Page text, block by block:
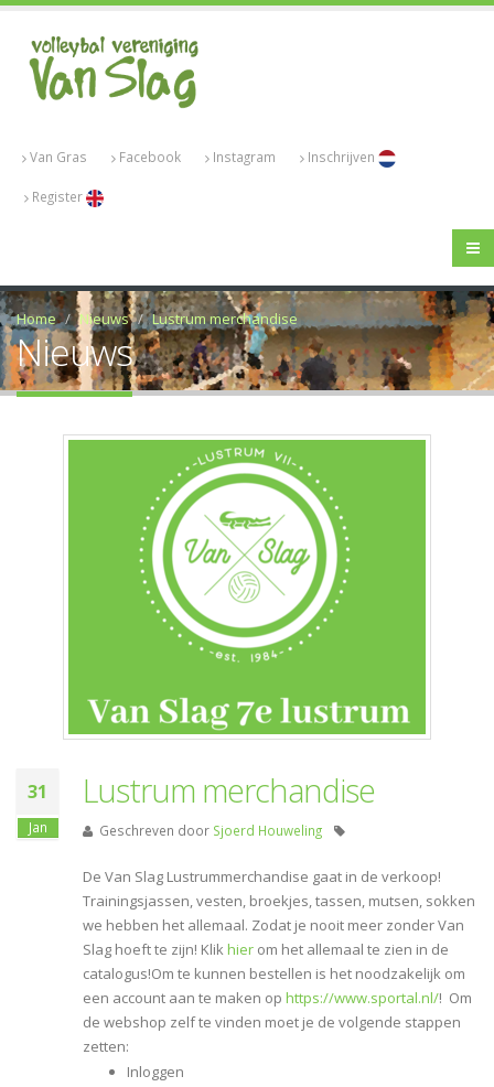
Van Gras Facebook Instagram Inschrijven
Register
Home Nieuws Lustrum merchandise
Nieuws
31
Jan
Lustrum merchandise
Geschreven door Sjoerd Houweling
De Van Slag Lustrummerchandise gaat in de verkoop!
Trainingsjassen, vesten, broekjes, tassen, mutsen, sokken
we hebben het allemaal. Zodat je nooit meer zonder Van
Slag hoeft te zijn! Klikhier om het allemaal te zien in de
catalogus!Om te kunnen bestellen is het noodzakelijk om
een account aan te maken op https://www.sportal.nl/! Om
de webshop zelf te vinden moet je de volgende stappen
zetten:
Inloggen